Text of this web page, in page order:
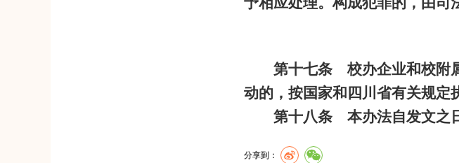
第十七条 校办企业和校附
动的，按国家和四川省有关规定
第十八条 本办法自发文之
分享到：